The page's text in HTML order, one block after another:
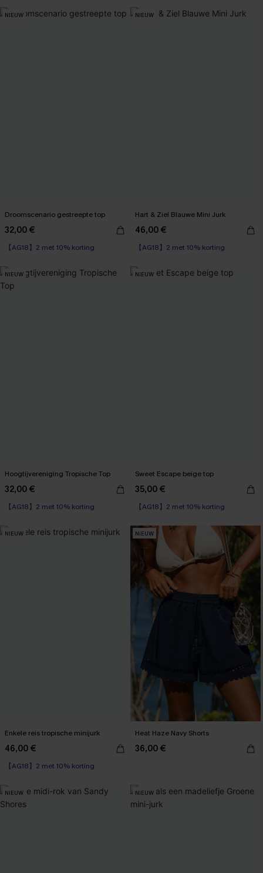
NIEUW
Droomscenario gestreepte top
32,00 €
【AG18】2 met 10% korting
NIEUW
Hart & Ziel Blauwe Mini Jurk
46,00 €
【AG18】2 met 10% korting
NIEUW
Hoogtijvereniging Tropische Top
32,00 €
【AG18】2 met 10% korting
NIEUW
Sweet Escape beige top
35,00 €
【AG18】2 met 10% korting
NIEUW
Enkele reis tropische minijurk
46,00 €
【AG18】2 met 10% korting
NIEUW
Heat Haze Navy Shorts
36,00 €
NIEUW NIEUW